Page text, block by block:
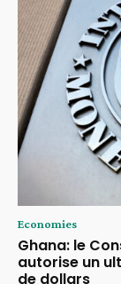
Economies
Ghana: le
autorise un
de dollars